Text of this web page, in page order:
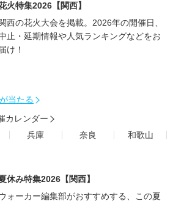
火特集2026【関西】
西の花火大会を掲載。2026年の開催日、
止・延期情報や人気ランキングなどをお
け！
当たる
カレンダー
兵庫 奈良
和歌山
休み特集2026【関西】
ォーカー編集部がおすすめする、この夏